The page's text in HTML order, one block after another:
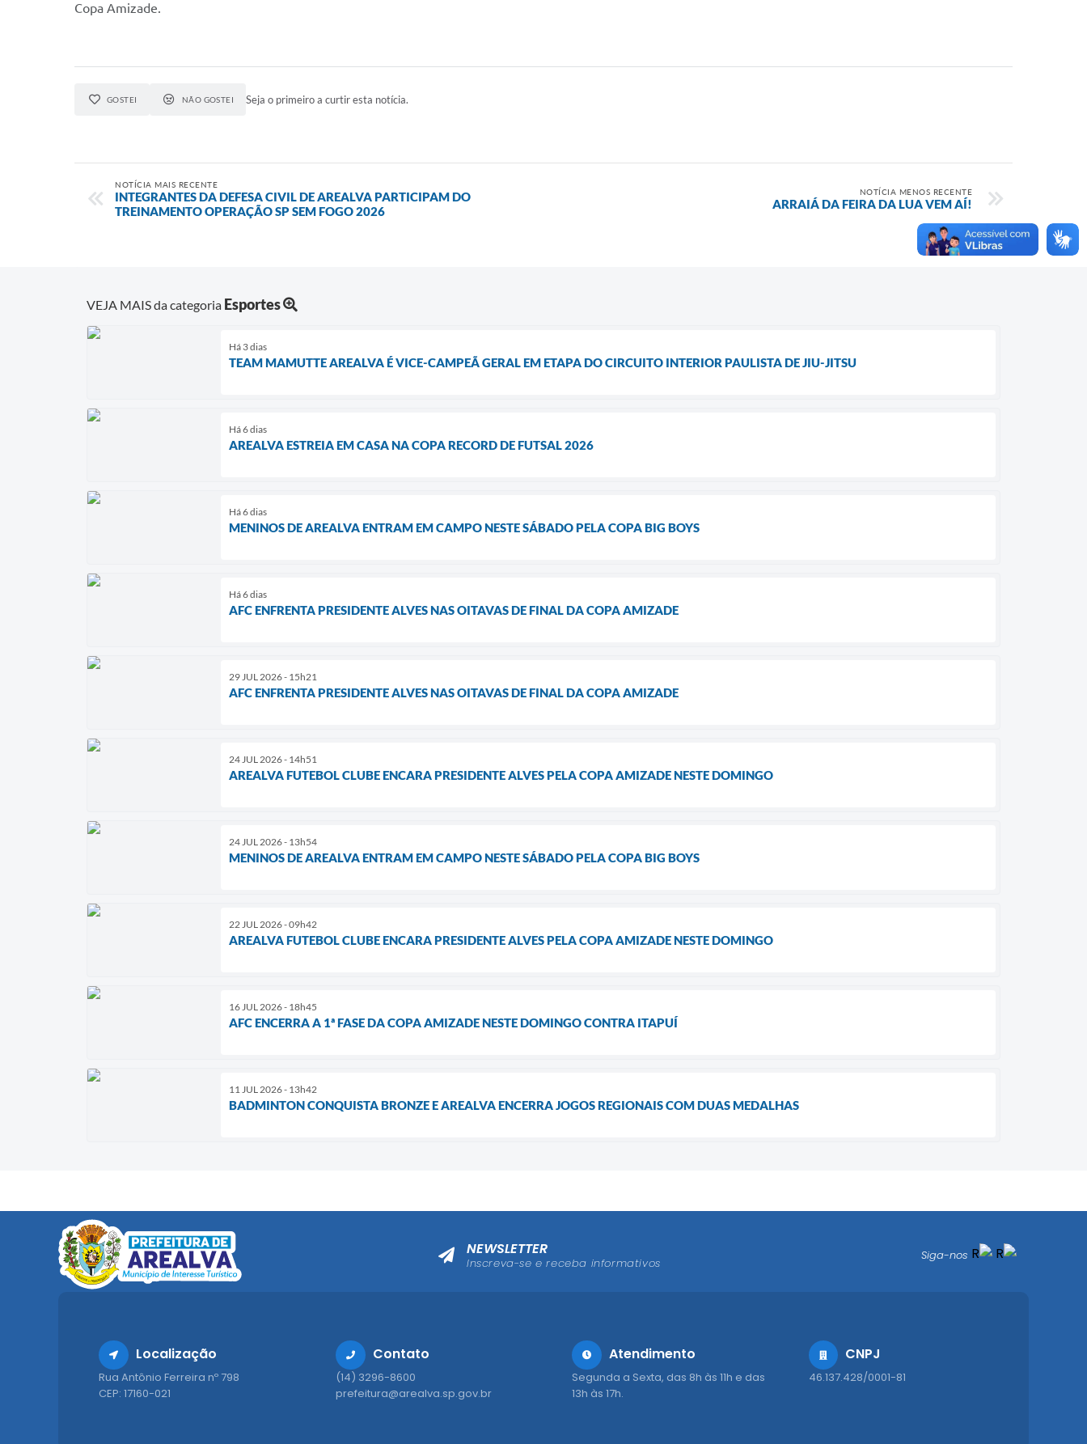
Copa Amizade.
GOSTEI NÃO GOSTEI Seja o primeiro a curtir esta notícia.
NOTÍCIA MAIS RECENTE
INTEGRANTES DA DEFESA CIVIL DE AREALVA PARTICIPAM DO
TREINAMENTO OPERAÇÃO SP SEM FOGO 2026
NOTÍCIA MENOS RECENTE
ARRAIÁ DA FEIRA DA LUA VEM AÍ!
VEJA MAIS da categoria Esportes
Há 3 dias
TEAM MAMUTTE AREALVA É VICE-CAMPEÃ GERAL EM ETAPA DO CIRCUITO INTERIOR PAULISTA DE JIU-JITSU
Há 6 dias
AREALVA ESTREIA EM CASA NA COPA RECORD DE FUTSAL 2026
Há 6 dias
MENINOS DE AREALVA ENTRAM EM CAMPO NESTE SÁBADO PELA COPA BIG BOYS
Há 6 dias
AFC ENFRENTA PRESIDENTE ALVES NAS OITAVAS DE FINAL DA COPA AMIZADE
29 JUL 2026 - 15h21
AFC ENFRENTA PRESIDENTE ALVES NAS OITAVAS DE FINAL DA COPA AMIZADE
24 JUL 2026 - 14h51
AREALVA FUTEBOL CLUBE ENCARA PRESIDENTE ALVES PELA COPA AMIZADE NESTE DOMINGO
24 JUL 2026 - 13h54
MENINOS DE AREALVA ENTRAM EM CAMPO NESTE SÁBADO PELA COPA BIG BOYS
22 JUL 2026 - 09h42
AREALVA FUTEBOL CLUBE ENCARA PRESIDENTE ALVES PELA COPA AMIZADE NESTE DOMINGO
16 JUL 2026 - 18h45
AFC ENCERRA A 1ª FASE DA COPA AMIZADE NESTE DOMINGO CONTRA ITAPUÍ
11 JUL 2026 - 13h42
BADMINTON CONQUISTA BRONZE E AREALVA ENCERRA JOGOS REGIONAIS COM DUAS MEDALHAS
Siga-nos
Localização
Rua Antônio Ferreira nº 798
CEP: 17160-021
Contato
(14) 3296-8600
prefeitura@arealva.sp.gov.br
Atendimento
Segunda a Sexta, das 8h às 11h e das
13h às 17h.
CNPJ
46.137.428/0001-81
NEWSLETTER
Inscreva-se e receba informativos